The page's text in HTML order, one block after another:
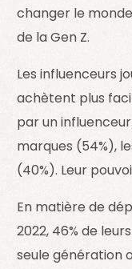
changer le
de la Gen Z.
Les influenceurs
achètent plus
par un
marques (54%),
(40%). Leur
En matière de
2022, 46% de
seule génération